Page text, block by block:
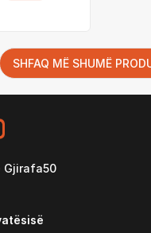
SHFAQ MË SHUMË
Gjirafa50